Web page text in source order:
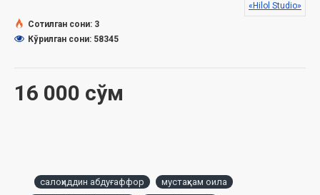
6. Ота-онага яхшилик қилиш - улуғ фазилат
7. Тасаввуф ҳақида тасаввур
16 000 сўм
«Hilol Studio»
Сотилган сони: 3
Кўрилган сони: 58345
салоҳиддин абдуғаффор
мустаҳкам оила